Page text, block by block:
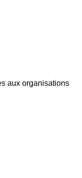
aux organisations